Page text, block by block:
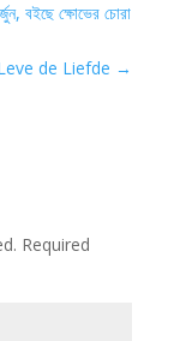
বইছে ক্ষোভের চোরা
de Liefde →
Required